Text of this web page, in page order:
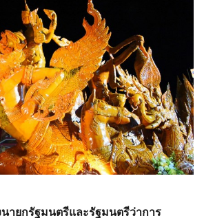
ายกรัฐมนตรีและรัฐมนตรีว่าการ